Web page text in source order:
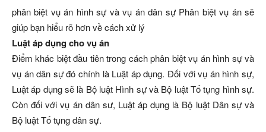
phân biệt vụ án hình sự và vụ án dân sự Phân biệt vụ án sẽ
giúp bạn hiểu rõ hơn về cách xử lý
Luật áp dụng cho vụ án
Điểm khác biệt đầu tiên trong cách phân biệt vụ án hình sự và
vụ án dân sự đó chính là Luật áp dụng. Đối với vụ án hình sự,
Luật áp dụng sẽ là Bộ luật Hình sự và Bộ luật Tố tụng hình sự.
Còn đối với vụ án dân sư, Luật áp dụng là Bộ luật Dân sự và
Bộ luật Tố tụng dân sự.